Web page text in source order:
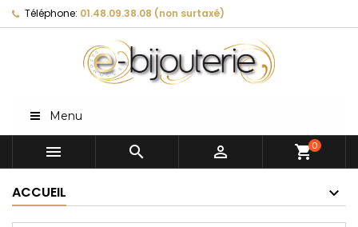
Téléphone: 01.48.09.38.08 (non surtaxé)
Menu
   shopping_cart0
ACCUEIL